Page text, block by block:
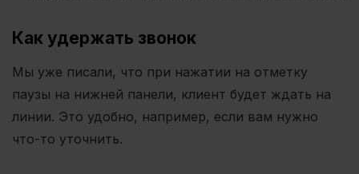
Как удержать звонок
Мы уже писали, что при нажатии на отметку
паузы на нижней панели, клиент будет ждать на
линии. Это удобно, например, если вам нужно
что-то уточнить.